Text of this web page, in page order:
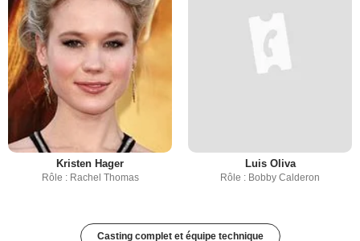
Kristen Hager
Rôle : Rachel Thomas
Luis Oliva
Rôle : Bobby Calderon
Casting complet et équipe technique